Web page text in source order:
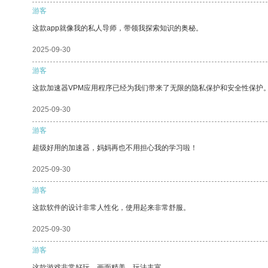
游客
这款app就像我的私人导师，带领我探索知识的奥秘。
2025-09-30
游客
这款加速器VPM应用程序已经为我们带来了无限的隐私保护和安全性保护
2025-09-30
游客
超级好用的加速器，妈妈再也不用担心我的学习啦！
2025-09-30
游客
这款软件的设计非常人性化，使用起来非常舒服。
2025-09-30
游客